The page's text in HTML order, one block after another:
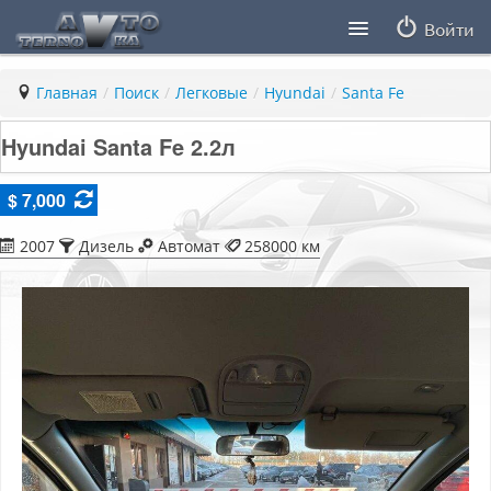
Войти
Статьи
ПДД ПМР
Главная / Поиск / Легковые / Hyundai / Santa Fe
Hyundai Santa Fe 2.2л
$ 7,000
2007 Дизель Автомат 258000 км